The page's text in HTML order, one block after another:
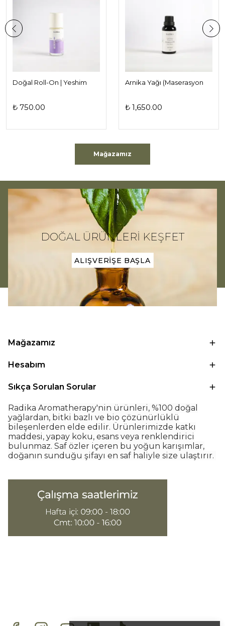
Doğal Roll-On | Yeshim
₺ 750.00
Arnika Yağı (Maserasyon
₺ 1,650.00
Mağazamız
DOĞAL ÜRÜNLERİ KEŞFET
ALIŞVERİŞE BAŞLA
Mağazamız
Hesabım
Sıkça Sorulan Sorular
Radika Aromatherapy'nin ürünleri, %100 doğal
yağlardan, bitki bazlı ve bio çözünürlüklü
bileşenlerden elde edilir. Ürünlerimizde katkı
maddesi, yapay koku, esans veya renklendirici
bulunmaz. Saf özler içeren bu yoğun karışımlar,
doğanın sunduğu şifayı en saf haliyle size ulaştırır.